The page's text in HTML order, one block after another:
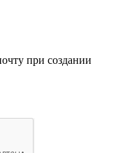
при создании